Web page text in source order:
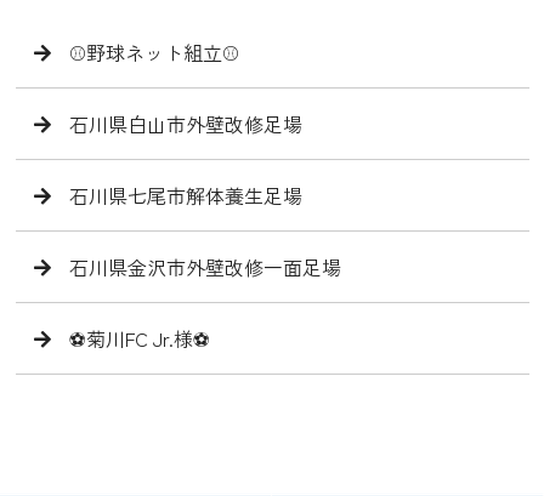
⚾️野球ネット組立⚾️
石川県白山市外壁改修足場
石川県七尾市解体養生足場
石川県金沢市外壁改修一面足場
⚽️菊川FC Jr.様⚽️